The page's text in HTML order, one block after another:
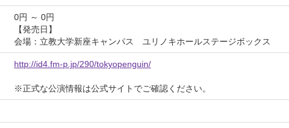
0円 ～ 0円
【発売日】
会場：立教大学新座キャンパス ユリノキホールステージボックス
http://id4.fm-p.jp/290/tokyopenguin/
※正式な公演情報は公式サイトでご確認ください。